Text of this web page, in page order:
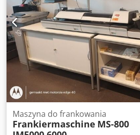
Maszyna do frankowania
Frankiermaschine MS-800